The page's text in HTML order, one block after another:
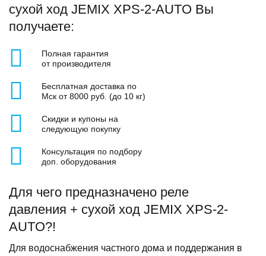
сухой ход JEMIX XPS-2-AUTO Вы
получаете:
Полная гарантия
от производителя
Бесплатная доставка по
Мск от 8000 руб. (до 10 кг)
Скидки и купоны на
следующую покупку
Консультация по подбору
доп. оборудования
Для чего предназначено реле
давления + сухой ход JEMIX XPS-2-
AUTO?!
Для водоснабжения частного дома и поддержания в